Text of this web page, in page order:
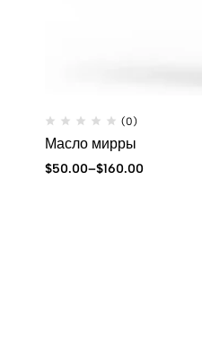
(0)
Масло мирры
$50.00–$160.00